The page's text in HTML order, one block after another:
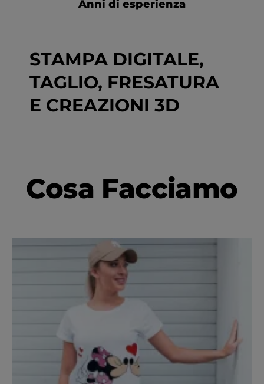
Anni di esperienza
STAMPA DIGITALE,
TAGLIO, FRESATURA
E CREAZIONI 3D
Cosa Facciamo